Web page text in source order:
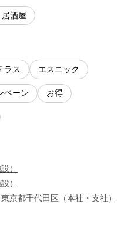
酒屋
ラス エスニック
ペーン お得
）
）
東京都千代田区 （本社・支社 ）